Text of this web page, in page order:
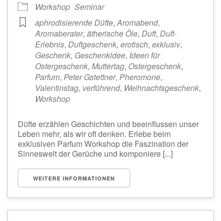
Workshop Seminar
aphrodisierende Düfte,Aromabend,
Aromaberater, ätherische Öle, Duft, Duft-
Erlebnis, Duftgeschenk, erotisch, exklusiv,
Geschenk, Geschenkidee, Ideen für
Ostergeschenk, Muttertag, Ostergeschenk,
Parfum, Peter Gstettner, Pheromone,
Valentinstag, verführend, Weihnachtsgeschenk,
Workshop
Düfte erzählen Geschichten und beeinflussen unser
Leben mehr, als wir oft denken. Erlebe beim
exklusiven Parfum Workshop die Faszination der
Sinneswelt der Gerüche und komponiere [...]
WEITERE INFORMATIONEN